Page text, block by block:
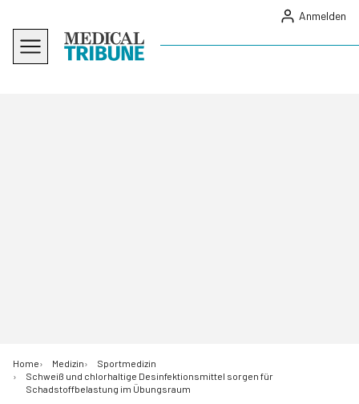
Anmelden
Home Medizin
Sportmedizin
Schweiß und chlorhaltige Desinfektionsmittel sorgen für
Schadstoffbelastung im Übungsraum